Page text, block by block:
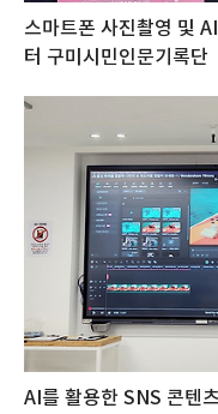
스마트폰 사진촬영 및
터 구미시민인문기록단
AI를 활용한 SNS 콘텐